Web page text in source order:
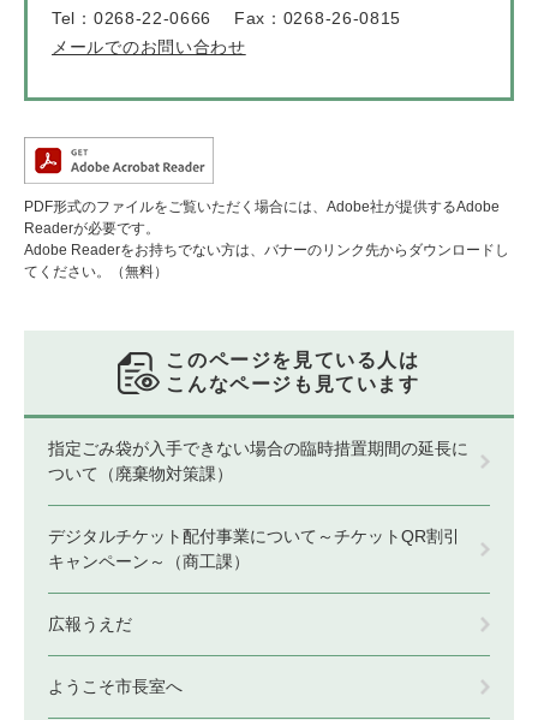
Tel：0268-22-0666
Fax：0268-26-0815
メールでのお問い合わせ
PDF形式のファイルをご覧いただく場合には、Adobe社が提供するAdobe
Readerが必要です。
Adobe Readerをお持ちでない方は、バナーのリンク先からダウンロードし
てください。（無料）
このページを見ている人は
こんなページも見ています
指定ごみ袋が入手できない場合の臨時措置期間の延長に
ついて（廃棄物対策課）
デジタルチケット配付事業について～チケットQR割引
キャンペーン～（商工課）
広報うえだ
ようこそ市長室へ